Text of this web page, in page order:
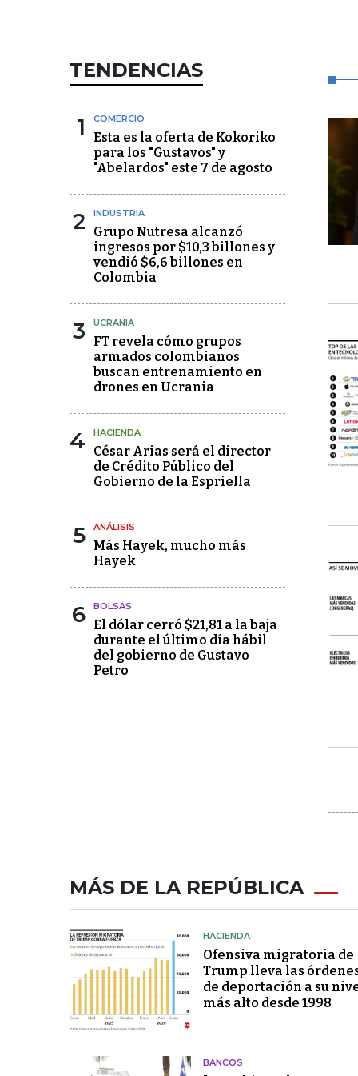
TENDENCIAS
1 COMERCIO
Esta es la oferta de Kokoriko
para los "Gustavos" y
"Abelardos" este 7 de agosto
2 INDUSTRIA
Grupo Nutresa alcanzó
ingresos por $10,3 billones y
vendió $6,6 billones en
Colombia
3 UCRANIA
FT revela cómo grupos
armados colombianos
buscan entrenamiento en
drones en Ucrania
4 HACIENDA
César Arias será el director
de Crédito Público del
Gobierno de la Espriella
5 ANÁLISIS
Más Hayek, mucho más
Hayek
6 BOLSAS
El dólar cerró $21,81 a la baja
durante el último día hábil
del gobierno de Gustavo
Petro
MÁS DE LA REPÚBLICA
HACIENDA
Ofensiva migratoria de
Trump lleva las
de deportación a su
más alto desde 1998
BANCOS